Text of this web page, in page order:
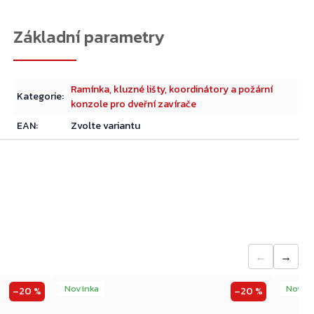
Kategorie: Ramínka, kluzné lišty, koordinátory a požární
konzole pro dveřní zavírače
EAN: Zvolte variantu
← →
–20 % Novinka –20 %
Přejít do košíku